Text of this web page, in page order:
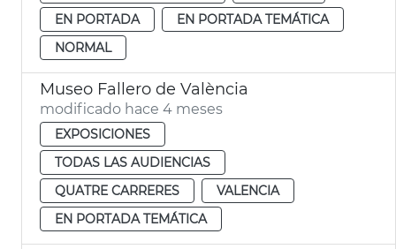
EN PORTADA
EN PORTADA TEMÁTICA
NORMAL
Museo Fallero de València
modificado hace 4 meses
EXPOSICIONES
TODAS LAS AUDIENCIAS
QUATRE CARRERES
VALENCIA
EN PORTADA TEMÁTICA